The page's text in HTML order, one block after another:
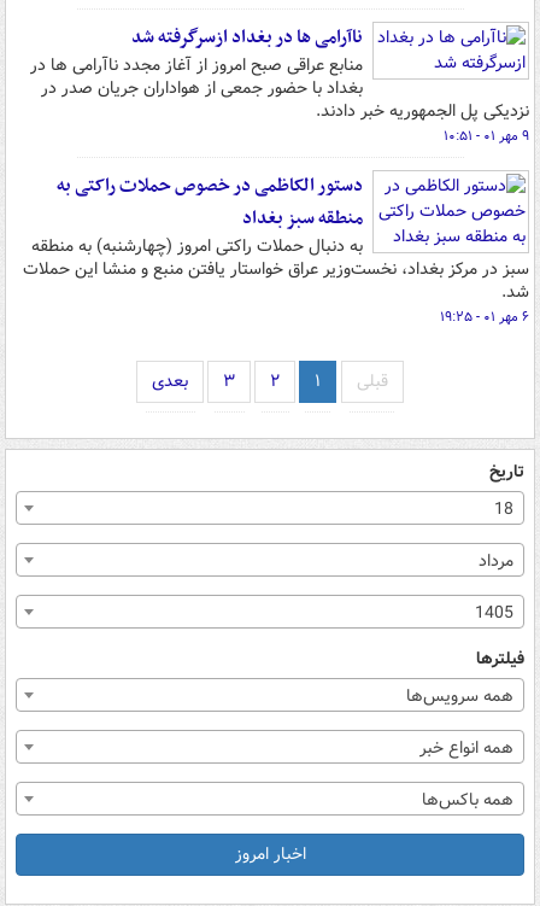
ناآرامی ها در بغداد ازسرگرفته شد
منابع عراقی صبح امروز از آغاز مجدد ناآرامی ها در
بغداد با حضور جمعی از هواداران جریان صدر در
نزدیکی پل الجمهوریه خبر دادند.
۹ مهر ۰۱ - ۱۰:۵۱
دستور الکاظمی در خصوص حملات راکتی به
منطقه سبز بغداد
به دنبال حملات راکتی امروز (چهارشنبه) به منطقه
سبز در مرکز بغداد، نخست‌وزیر عراق خواستار یافتن منبع و منشا این حملات
شد.
۶ مهر ۰۱ - ۱۹:۲۵
قبلی ۱ ۲ ۳ بعدی
تاریخ
18
مرداد
1405
فیلترها
همه سرویس‌ها
همه انواع خبر
همه باکس‌ها
اخبار امروز